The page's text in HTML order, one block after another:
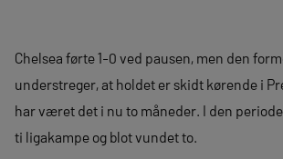
Chelsea førte 1-0 ved pausen, men den
understreger, at holdet er skidt kørende i
har været det i nu to måneder. I den
ti ligakampe og blot vundet to.